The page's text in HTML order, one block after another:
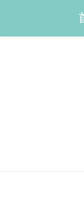
content